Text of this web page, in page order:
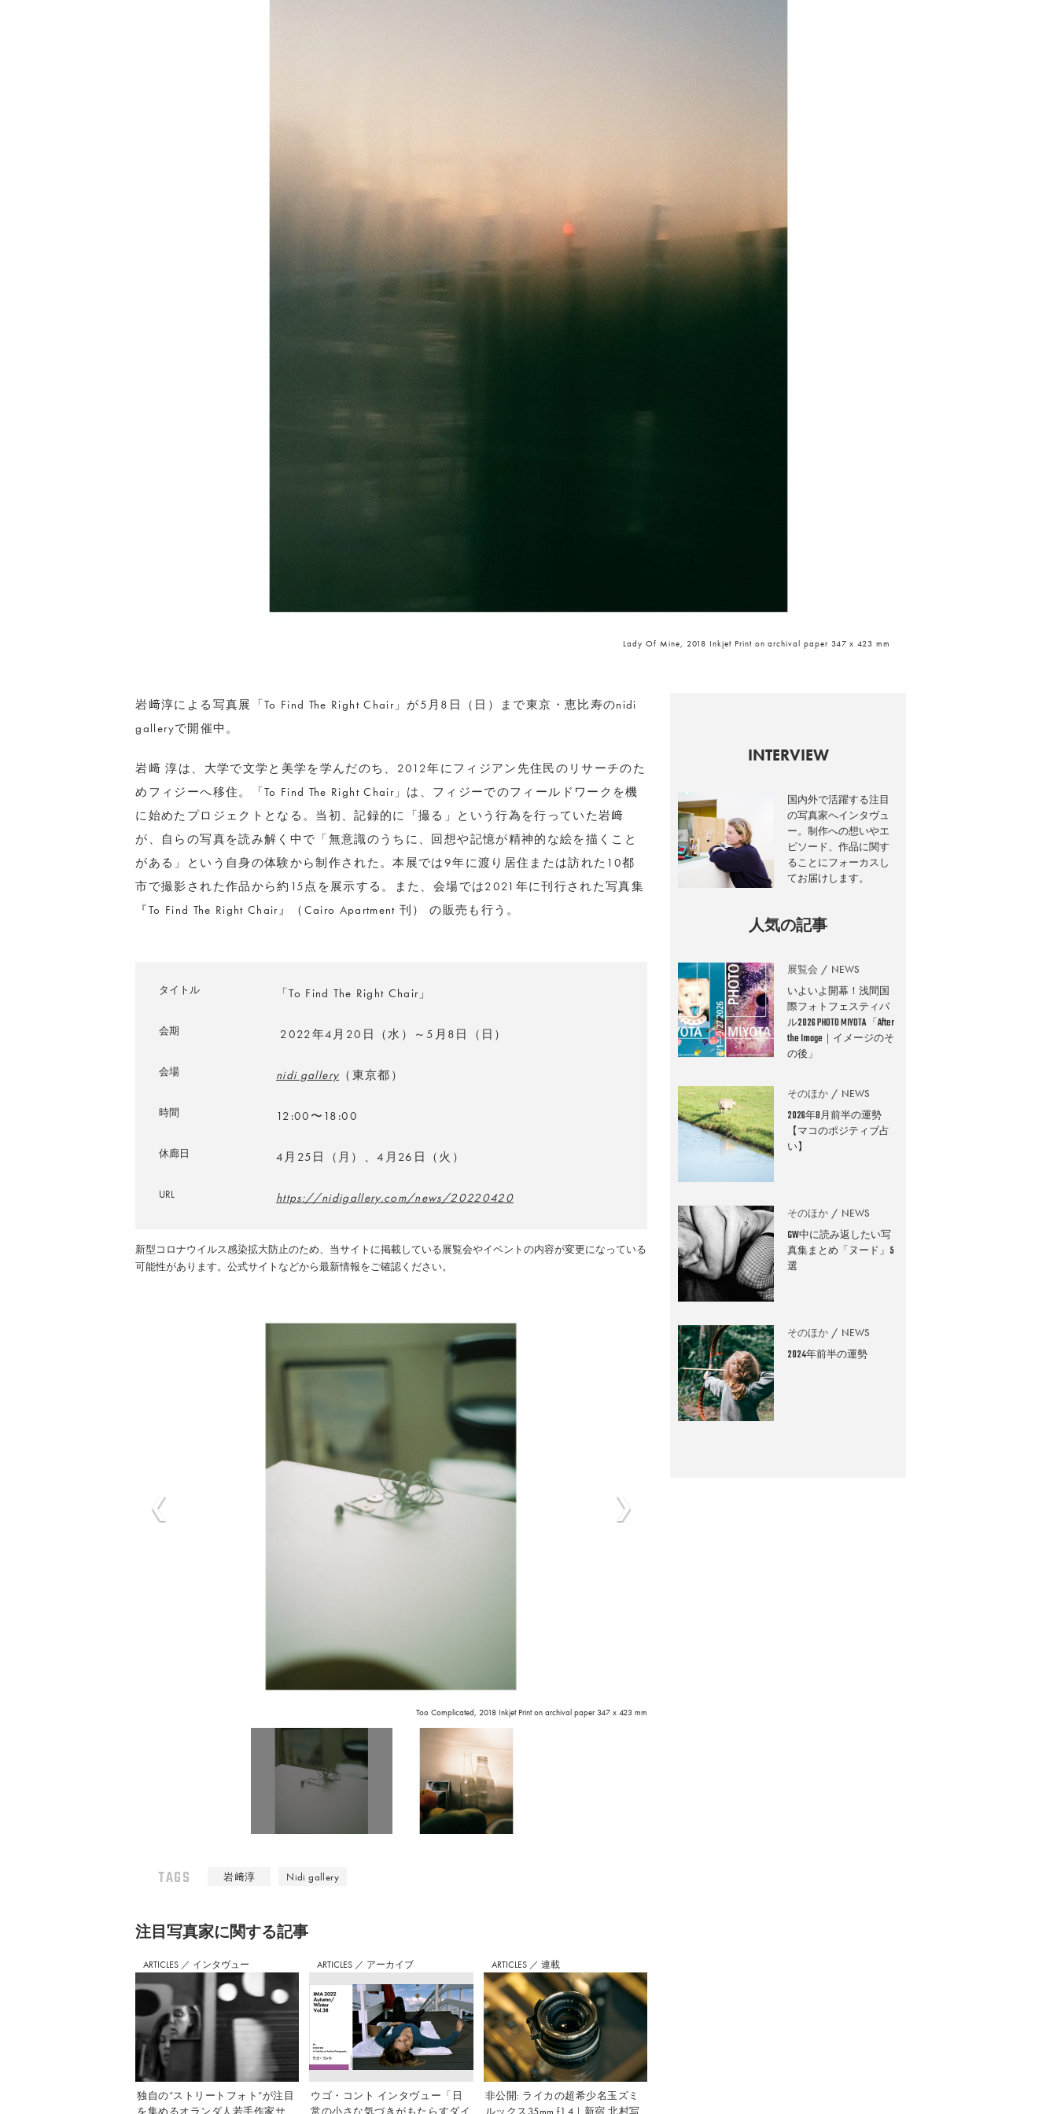
Lady Of Mine, 2018 Inkjet Print on archival paper 347 x 423 mm
岩﨑淳による写真展「To Find The Right Chair」が5月8日（日）まで東京・恵比寿のnidi
galleryで開催中。
岩﨑 淳は、大学で文学と美学を学んだのち、2012年にフィジアン先住民のリサーチのた
めフィジーへ移住。「To Find The Right Chair」は、フィジーでのフィールドワークを機
に始めたプロジェクトとなる。当初、記録的に「撮る」という行為を行っていた岩﨑
が、自らの写真を読み解く中で「無意識のうちに、回想や記憶が精神的な絵を描くこと
がある」という自身の体験から制作された。本展では9年に渡り居住または訪れた10都
市で撮影された作品から約15点を展示する。また、会場では2021年に刊行された写真集
『To Find The Right Chair』（Cairo Apartment 刊） の販売も行う。
タイトル 「To Find The Right Chair」
会期 2022年4月20日（水）～5月8日（日）
会場 nidi gallery （東京都）
時間 12:00〜18:00
休廊日 4月25日（月）、4月26日（火）
URL https://nidigallery.com/news/20220420
新型コロナウイルス感染拡大防止のため、当サイトに掲載している展覧会やイベントの内容が変更になっている
可能性があります。公式サイトなどから最新情報をご確認ください。
Too Complicated, 2018 Inkjet Print on archival paper 347 x 423 mm
TAGS 岩﨑淳 Nidi gallery
注⽬写真家に関する記事
ARTICLES ／ インタヴュー
独自の“ストリートフォト”が注目
を集めるオランダ人若手作家サ
ARTICLES ／ アーカイブ
ウゴ・コント インタヴュー「日
常の小さな気づきがもたらすダイ
ARTICLES ／ 連載
非公開: ライカの超希少名玉ズミ
ルックス35mm f1.4｜新宿 北村写
INTERVIEW
国内外で活躍する注目
の写真家へインタヴュ
ー。制作への想いやエ
ピソード、作品に関す
ることにフォーカスし
てお届けします。
人気の記事
展覧会 NEWS
いよいよ開幕！浅間国
際フォトフェスティバ
ル2026 PHOTO MIYOTA 「After
the Image｜イメージのそ
の後」
そのほか NEWS
2026年8月前半の運勢
【マコのポジティブ占
い】
そのほか NEWS
GW中に読み返したい写
真集まとめ「ヌード」5
選
そのほか NEWS
2024年前半の運勢